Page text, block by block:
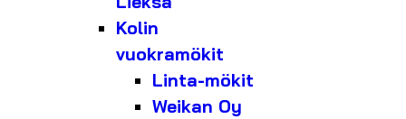
Kolin
vuokramökit
Linta-mökit
Weikan Oy